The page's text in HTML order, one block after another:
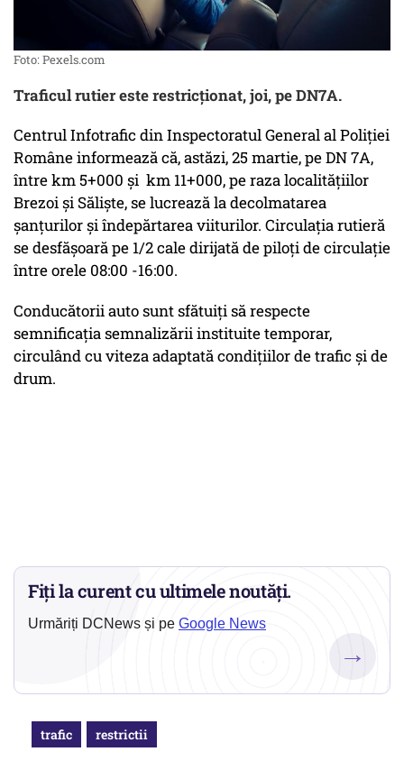
Foto: Pexels.com
Traficul rutier este restricţionat, joi, pe DN7A.
Centrul Infotrafic din Inspectoratul General al Poliției
Române informează că, astăzi, 25 martie, pe DN 7A,
între km 5+000 și km 11+000, pe raza localitățiilor
Brezoi și Săliște, se lucrează la decolmatarea
șanțurilor și îndepărtarea viiturilor. Circulația rutieră
se desfășoară pe 1/2 cale dirijată de piloți de circulație
între orele 08:00 -16:00.
Conducătorii auto sunt sfătuiți să respecte
semnificația semnalizării instituite temporar,
circulând cu viteza adaptată condițiilor de trafic și de
drum.
Fiți la curent cu ultimele noutăți.
Urmăriți DCNews și pe Google News
→
trafic restrictii